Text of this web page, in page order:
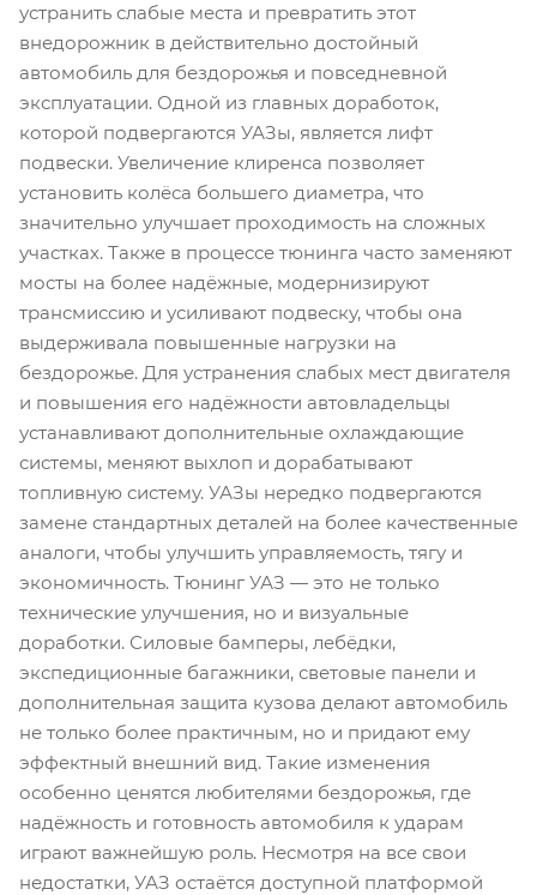
устранить слабые места и превратить этот
внедорожник в действительно достойный
автомобиль для бездорожья и повседневной
эксплуатации. Одной из главных доработок,
которой подвергаются УАЗы, является лифт
подвески. Увеличение клиренса позволяет
установить колёса большего диаметра, что
значительно улучшает проходимость на сложных
участках. Также в процессе тюнинга часто заменяют
мосты на более надёжные, модернизируют
трансмиссию и усиливают подвеску, чтобы она
выдерживала повышенные нагрузки на
бездорожье. Для устранения слабых мест двигателя
и повышения его надёжности автовладельцы
устанавливают дополнительные охлаждающие
системы, меняют выхлоп и дорабатывают
топливную систему. УАЗы нередко подвергаются
замене стандартных деталей на более качественные
аналоги, чтобы улучшить управляемость, тягу и
экономичность. Тюнинг УАЗ — это не только
технические улучшения, но и визуальные
доработки. Силовые бамперы, лебёдки,
экспедиционные багажники, световые панели и
дополнительная защита кузова делают автомобиль
не только более практичным, но и придают ему
эффектный внешний вид. Такие изменения
особенно ценятся любителями бездорожья, где
надёжность и готовность автомобиля к ударам
играют важнейшую роль. Несмотря на все свои
недостатки, УАЗ остаётся доступной платформой